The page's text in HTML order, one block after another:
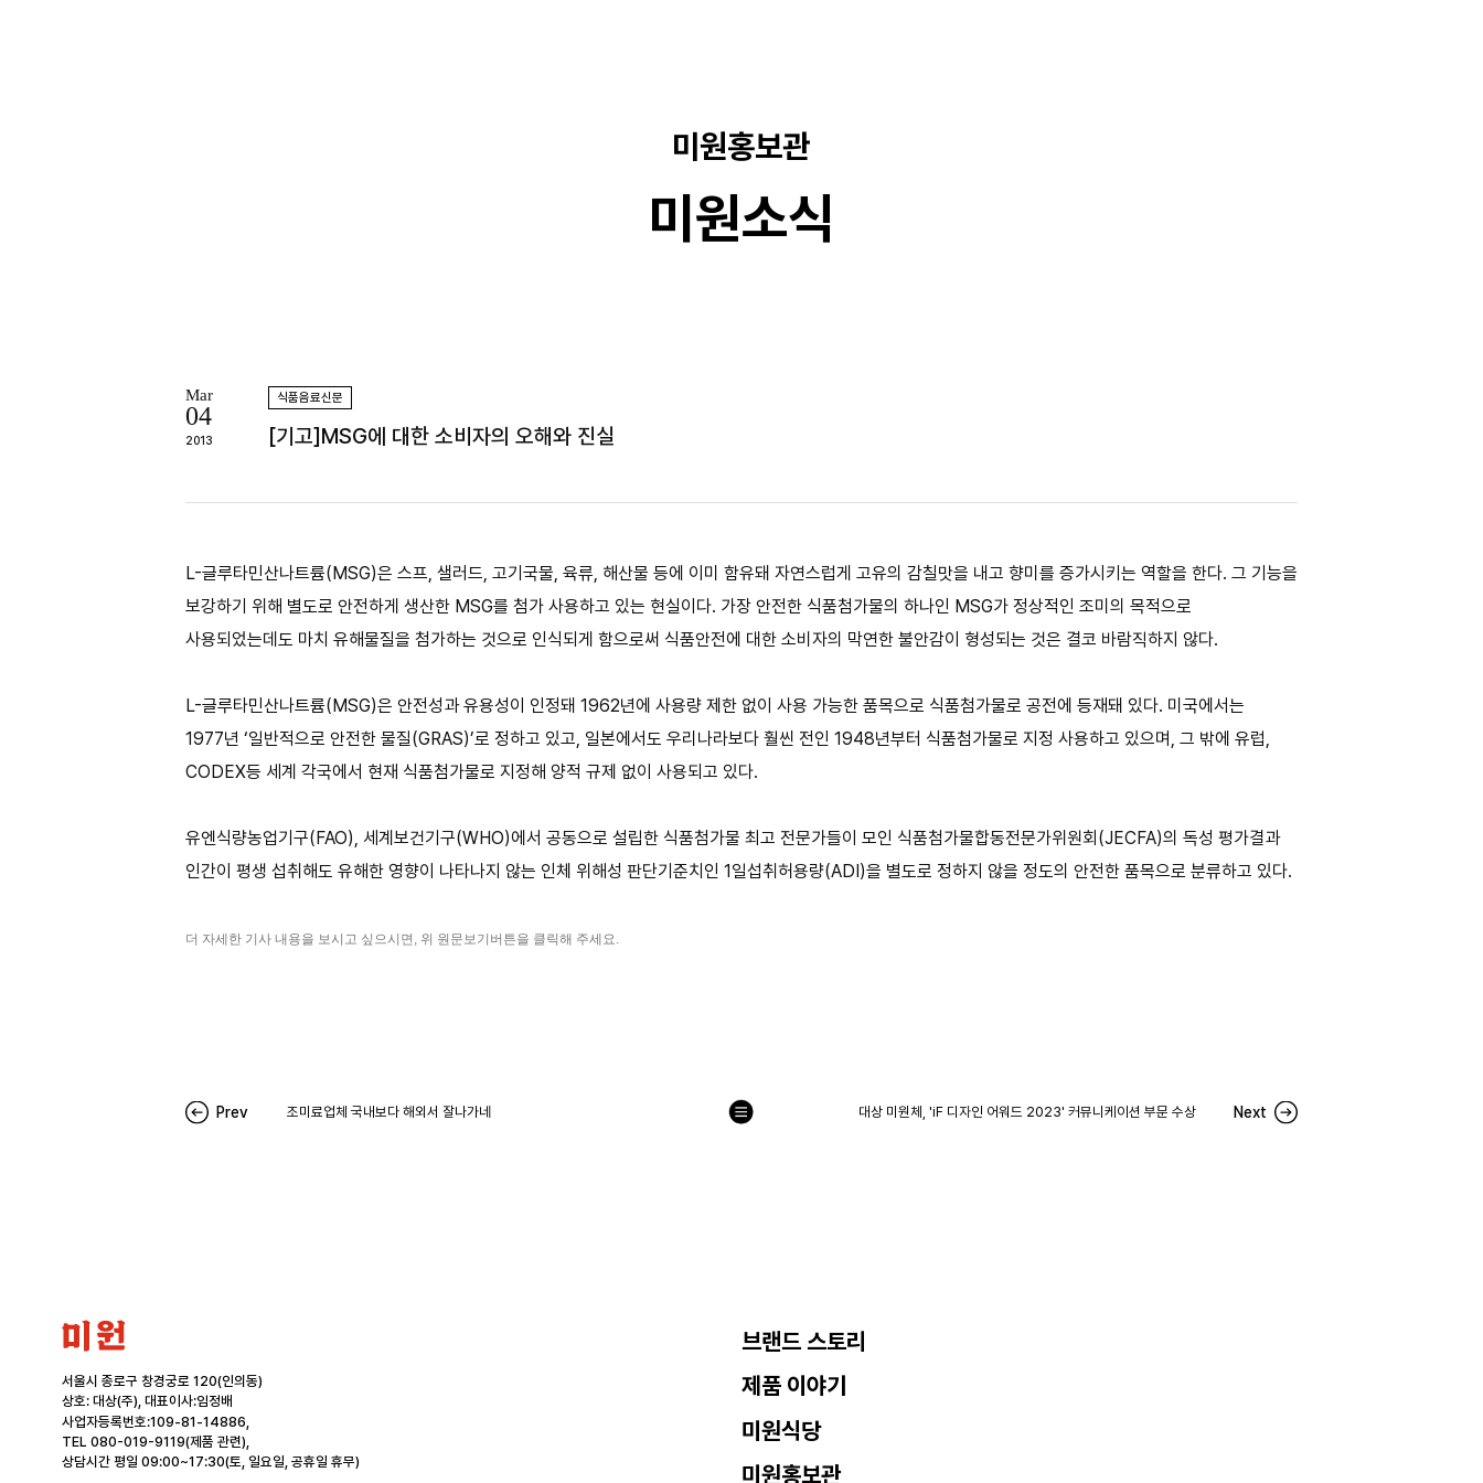
미원홍보관
미원소식
Mar
04
2013
식품음료신문
[기고]MSG에 대한 소비자의 오해와 진실
L-글루타민산나트륨(MSG)은 스프, 샐러드, 고기국물, 육류, 해산물 등에 이미 함유돼 자연스럽게 고유의 감칠맛을 내고 향미를 증가시키는 역할을 한다. 그 기능을
보강하기 위해 별도로 안전하게 생산한 MSG를 첨가 사용하고 있는 현실이다. 가장 안전한 식품첨가물의 하나인 MSG가 정상적인 조미의 목적으로
사용되었는데도 마치 유해물질을 첨가하는 것으로 인식되게 함으로써 식품안전에 대한 소비자의 막연한 불안감이 형성되는 것은 결코 바람직하지 않다.
L-글루타민산나트륨(MSG)은 안전성과 유용성이 인정돼 1962년에 사용량 제한 없이 사용 가능한 품목으로 식품첨가물로 공전에 등재돼 있다. 미국에서는
1977년 ‘일반적으로 안전한 물질(GRAS)’로 정하고 있고, 일본에서도 우리나라보다 훨씬 전인 1948년부터 식품첨가물로 지정 사용하고 있으며, 그 밖에 유럽,
CODEX등 세계 각국에서 현재 식품첨가물로 지정해 양적 규제 없이 사용되고 있다.
유엔식량농업기구(FAO), 세계보건기구(WHO)에서 공동으로 설립한 식품첨가물 최고 전문가들이 모인 식품첨가물합동전문가위원회(JECFA)의 독성 평가결과
인간이 평생 섭취해도 유해한 영향이 나타나지 않는 인체 위해성 판단기준치인 1일섭취허용량(ADI)을 별도로 정하지 않을 정도의 안전한 품목으로 분류하고 있다.
더 자세한 기사 내용을 보시고 싶으시면, 위 원문보기버튼을 클릭해 주세요.
Prev 조미료업체 국내보다 해외서 잘나가네 대상 미원체, 'iF 디자인 어워드 2023' 커뮤니케이션 부문 수상 Next
목
브랜드 스토리
제품 이야기
미원식당
미원홍보관
미
서울시 종로구 창경궁로 120(인의동)
상호: 대상(주), 대표이사:임정배
사업자등록번호:109-81-14886,
TEL 080-019-9119(제품 관련),
상담시간 평일 09:00~17:30(토, 일요일, 공휴일 휴무)